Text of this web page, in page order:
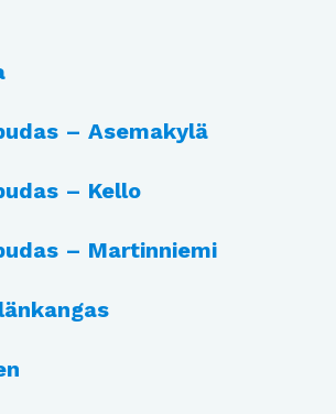
– Asemakylä
– Kello
– Martinniemi